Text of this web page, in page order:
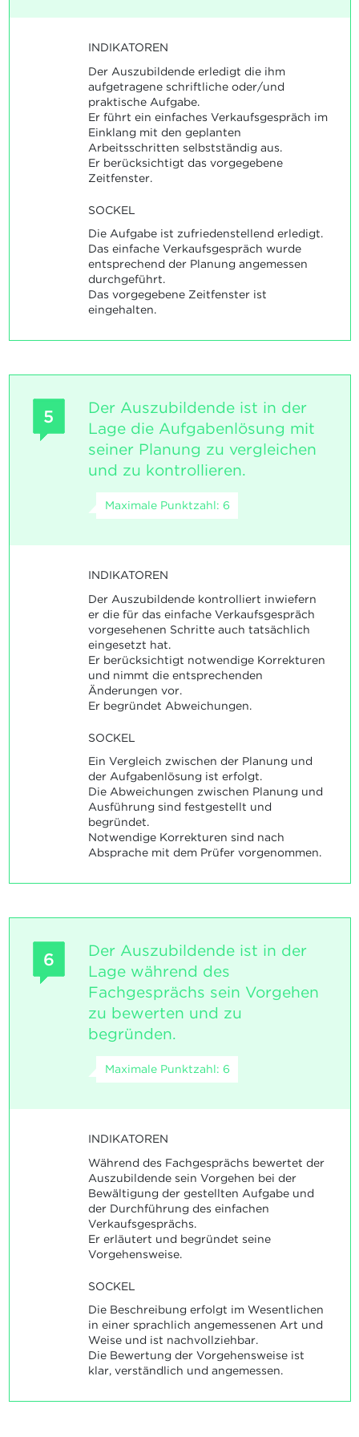
INDIKATOREN
Der Auszubildende erledigt die ihm
aufgetragene schriftliche oder/und
praktische Aufgabe.
Er führt ein einfaches Verkaufsgespräch im
Einklang mit den geplanten
Arbeitsschritten selbstständig aus.
Er berücksichtigt das vorgegebene
Zeitfenster.
SOCKEL
Die Aufgabe ist zufriedenstellend erledigt.
Das einfache Verkaufsgespräch wurde
entsprechend der Planung angemessen
durchgeführt.
Das vorgegebene Zeitfenster ist
eingehalten.
5
Der Auszubildende ist in der
Lage die Aufgabenlösung mit
seiner Planung zu vergleichen
und zu kontrollieren.
Maximale Punktzahl: 6
INDIKATOREN
Der Auszubildende kontrolliert inwiefern
er die für das einfache Verkaufsgespräch
vorgesehenen Schritte auch tatsächlich
eingesetzt hat.
Er berücksichtigt notwendige Korrekturen
und nimmt die entsprechenden
Änderungen vor.
Er begründet Abweichungen.
SOCKEL
Ein Vergleich zwischen der Planung und
der Aufgabenlösung ist erfolgt.
Die Abweichungen zwischen Planung und
Ausführung sind festgestellt und
begründet.
Notwendige Korrekturen sind nach
Absprache mit dem Prüfer vorgenommen.
6
Der Auszubildende ist in der
Lage während des
Fachgesprächs sein Vorgehen
zu bewerten und zu
begründen.
Maximale Punktzahl: 6
INDIKATOREN
Während des Fachgesprächs bewertet der
Auszubildende sein Vorgehen bei der
Bewältigung der gestellten Aufgabe und
der Durchführung des einfachen
Verkaufsgesprächs.
Er erläutert und begründet seine
Vorgehensweise.
SOCKEL
Die Beschreibung erfolgt im Wesentlichen
in einer sprachlich angemessenen Art und
Weise und ist nachvollziehbar.
Die Bewertung der Vorgehensweise ist
klar, verständlich und angemessen.